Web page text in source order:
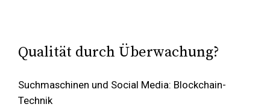
Qualität durch Überwachung?
Suchmaschinen und Social Media: Blockchain-
Technik